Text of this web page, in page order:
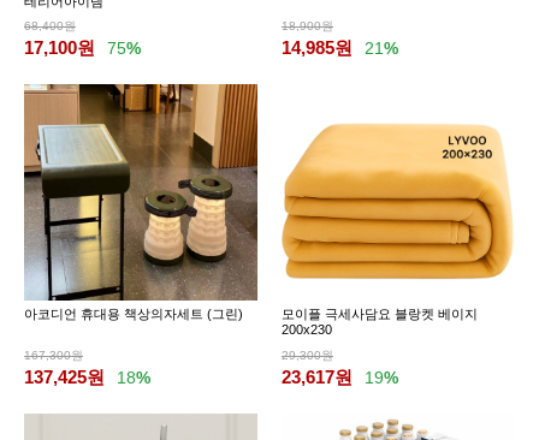
68,400원
17,100원 75%
18,900원
14,985원 21%
아코디언 휴대용 책상의자세트 (그린)
167,300원
137,425원 18%
모이플 극세사담요 블랑켓 베이지
200x230
29,300원
23,617원 19%